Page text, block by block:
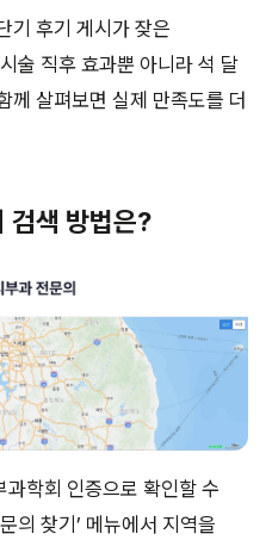
기 후기 게시가 잦은
술 직후 효과뿐 아니라 석 달
께 살펴보면 실제 만족도를 더
검색 방법은?
학회 인증으로 확인할 수
의 찾기’ 메뉴에서 지역을